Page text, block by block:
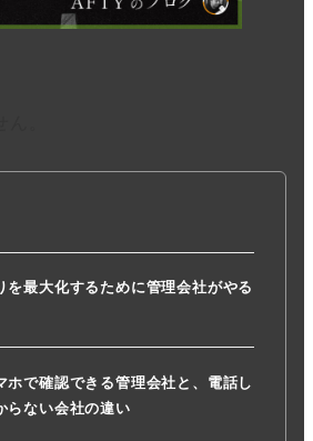
を最大化するために管理会社がやる
ホで確認できる管理会社と、電話し
らない会社の違い